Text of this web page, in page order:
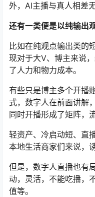
外，AI主播与真人相差无
还有一类便是以纯输出
比如在纯观点输出类的
现对于大V、博主来说
了人力和物力成本。
有些只是博主多个开播
式，数字人在前面讲解
同时开播形成了矩阵，
轻资产、冷启动短、直
本地生活商家们来说，
但是，数字人直播也有
动，灵活，不能吃播，
值等。